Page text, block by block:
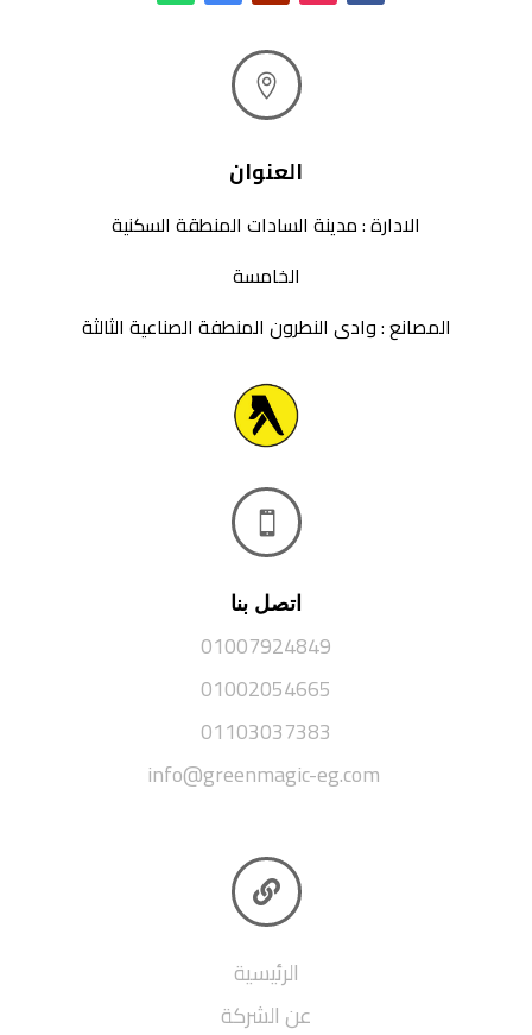

العنوان
الادارة : مدينة السادات المنطقة السكنية
الخامسة
المصانع : وادى النطرون المنطفة الصناعية الثالثة

اتصل بنا
01007924849
01002054665
01103037383
info@greenmagic-eg.com

الرئيسية
عن الشركة